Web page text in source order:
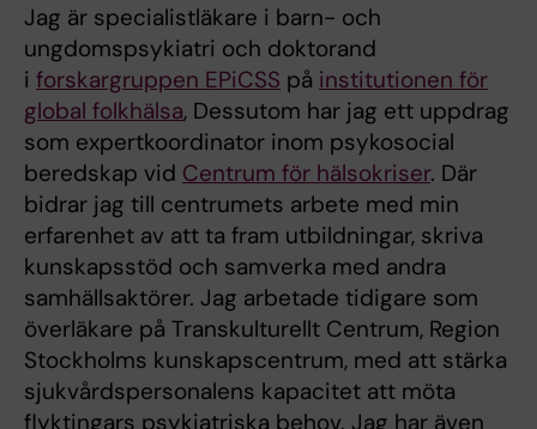
Jag är specialistläkare i barn- och
ungdomspsykiatri och doktorand
i forskargruppen EPiCSS på institutionen för
global folkhälsa, Dessutom har jag ett uppdrag
som expertkoordinator inom psykosocial
beredskap vid Centrum för hälsokriser. Där
bidrar jag till centrumets arbete med min
erfarenhet av att ta fram utbildningar, skriva
kunskapsstöd och samverka med andra
samhällsaktörer. Jag arbetade tidigare som
överläkare på Transkulturellt Centrum, Region
Stockholms kunskapscentrum, med att stärka
sjukvårdspersonalens kapacitet att möta
flyktingars psykiatriska behov. Jag har även